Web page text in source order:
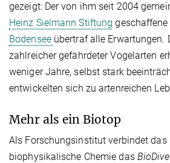
gezeigt: Der von ihm seit 2004
Heinz Sielmann Stiftung geschaffene
Bodensee übertraf alle Erwartungen.
zahlreicher gefährdeter Vogelarten
weniger Jahre, selbst stark
entwickelten sich zu artenreichen
Mehr als ein Biotop
Als Forschungsinstitut verbindet das
biophysikalische Chemie das